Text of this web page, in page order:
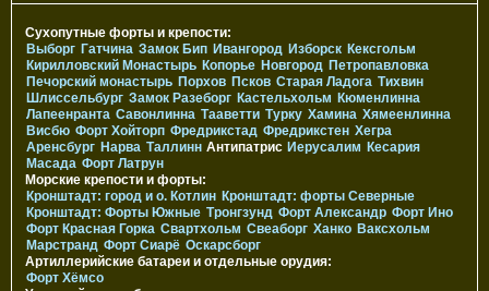
Сухопутные форты и крепости:
Выборг Гатчина Замок Бип Ивангород Изборск Кексгольм
Кирилловский Монастырь Копорье Новгород Петропавловка
Печорcкий монастырь Порхов Псков Старая Ладога Тихвин
Шлиссельбург Замок Разеборг Кастельхольм Кюменлинна
Лапеенранта Савонлинна Тааветти Турку Хамина Хямеенлинна
Висбю Форт Хойторп Фредрикстад Фредрикстен Хегра
Аренсбург Нарва Таллинн Антипатрис Иерусалим Кесария
Масада Форт Латрун
Морские крепости и форты:
Кронштадт: город и о. Котлин Кронштадт: форты Северные
Кронштадт: Форты Южные Тронгзунд Форт Александр Форт Ино
Форт Красная Горка Свартхольм Свеаборг Ханко Ваксхольм
Марстранд Форт Сиарё Оскарсборг
Артиллерийские батареи и отдельные орудия:
Форт Хёмсо